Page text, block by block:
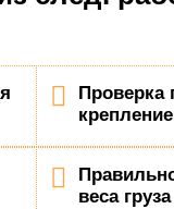
Проверка
веса груза